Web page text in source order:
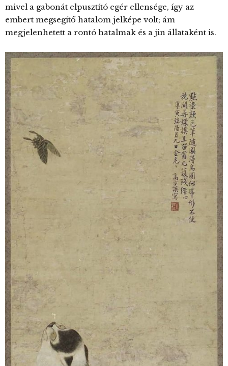
mivel a gabonát elpusztító egér ellensége, így az
embert megsegítő hatalom jelképe volt; ám
megjelenhetett a rontó hatalmak és a jin állataként is.